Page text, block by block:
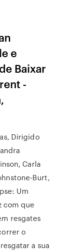
e
Baixar
-
Dirigido
Carla
Burt,
Um
com que
resgates
o
a sua